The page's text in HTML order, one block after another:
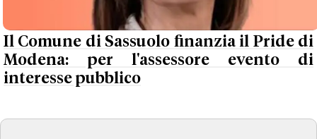
Il Comune di Sassuolo finanzia il Pride di
Modena: per l'assessore evento di
interesse pubblico